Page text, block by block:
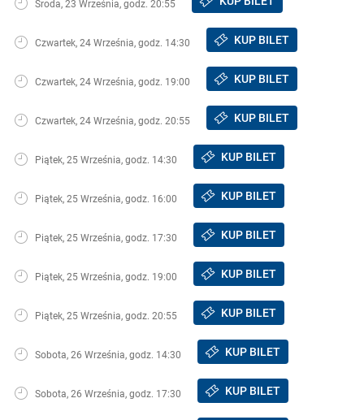
Środa, 23 Września, godz. 20:55
Czwartek, 24 Września, godz. 14:30 KUP BILET
Czwartek, 24 Września, godz. 19:00 KUP BILET
Czwartek, 24 Września, godz. 20:55 KUP BILET
Piątek, 25 Września, godz. 14:30 KUP BILET
Piątek, 25 Września, godz. 16:00 KUP BILET
Piątek, 25 Września, godz. 17:30 KUP BILET
Piątek, 25 Września, godz. 19:00 KUP BILET
Piątek, 25 Września, godz. 20:55 KUP BILET
Sobota, 26 Września, godz. 14:30 KUP BILET
Sobota, 26 Września, godz. 17:30 KUP BILET